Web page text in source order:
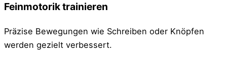
Feinmotorik trainieren
Präzise Bewegungen wie Schreiben oder Knöpfen
werden gezielt verbessert.